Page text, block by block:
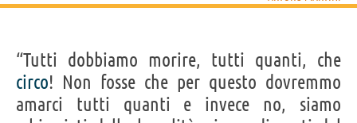
“Tutti dobbiamo morire, tutti quanti, che
circo! Non fosse che per questo dovremmo
amarci tutti quanti e invece no, siamo